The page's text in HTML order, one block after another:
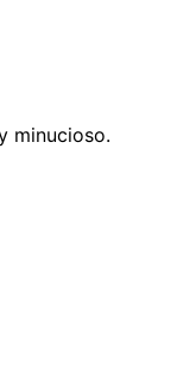
minucioso.